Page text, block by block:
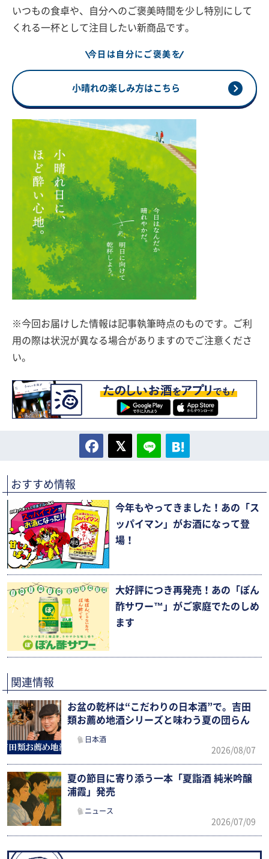
いつもの食卓や、自分へのご褒美時間を少し特別にして
くれる一杯として注目したい新商品です。
今日は自分にご褒美を
小晴れの楽しみ方はこちら
※今回お届けした情報は記事執筆時点のものです。ご利
用の際は状況が異なる場合がありますのでご注意くださ
い。
おすすめ情報
今年もやってきました！あの「ス
ッパイマン」がお酒になって登
場！
大好評につき再発売！あの「ぽん
酢サワー™」がご家庭でたのしめ
ます
関連情報
お盆の乾杯は“こだわりの日本酒”で。吉田
類お薦め地酒シリーズと味わう夏の団らん
日本酒
2026/08/07
夏の節目に寄り添う一本「夏詣酒 純米吟醸
浦霞」発売
ニュース
2026/07/09